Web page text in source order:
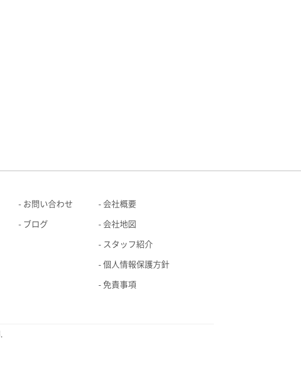
お問い合わせ
ブログ
会社概要
会社地図
スタッフ紹介
個人情報保護方針
免責事項